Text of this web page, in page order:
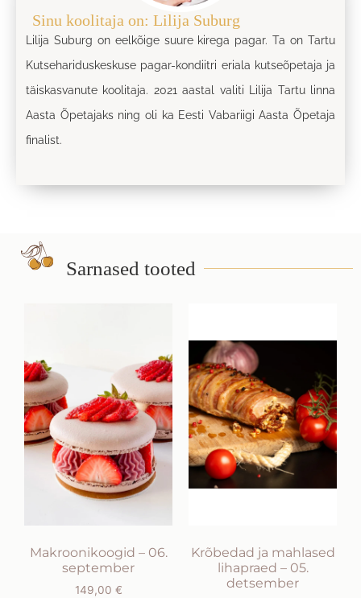
Sinu koolitaja on: Lilija Suburg
Lilija Suburg on eelkõige suure kirega pagar. Ta on Tartu
Kutsehariduskeskuse pagar-kondiitri eriala kutseõpetaja ja
täiskasvanute koolitaja. 2021 aastal valiti Lilija Tartu linna
Aasta Õpetajaks ning oli ka Eesti Vabariigi Aasta Õpetaja
finalist.
Sarnased tooted
Makroonikoogid – 06.
september
149,00 €
Krõbedad ja mahlased
lihapraed – 05.
detsember